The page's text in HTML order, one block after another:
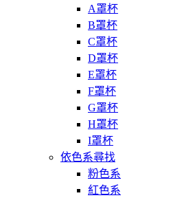
A罩杯
B罩杯
C罩杯
D罩杯
E罩杯
F罩杯
G罩杯
H罩杯
I罩杯
依色系尋找
粉色系
紅色系